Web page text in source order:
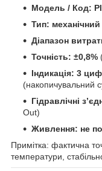
Модель / Код:
Тип:
Діапазон
Точність: ±0,8%
Індикація: 3
(накопичувальний
Гідравлічні
Out)
Живлення: не
Примітка: фактична
температури,